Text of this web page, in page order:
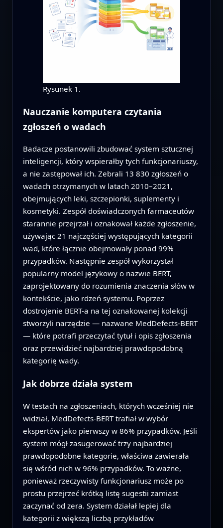
Rysunek 1.
Nauczanie komputera czytania
zgłoszeń o wadach
Badacze postanowili zbudować system sztucznej
inteligencji, który wspierałby tych funkcjonariuszy,
a nie zastępował ich. Zebrali 13 830 zgłoszeń o
wadach otrzymanych w latach 2010–2021,
obejmujących leki, szczepionki, suplementy i
kosmetyki. Zespół doświadczonych farmaceutów
starannie przejrzał i oznakował każde zgłoszenie,
używając 21 najczęściej występujących kategorii
wad, które łącznie obejmowały ponad 99%
przypadków. Następnie zespół wykorzystał
popularny model językowy o nazwie BERT,
zaprojektowany do rozumienia znaczenia słów w
kontekście, jako rdzeń systemu. Poprzez
dostrojenie BERT-a na tej oznakowanej kolekcji
stworzyli narzędzie — nazwane MedDefects‑BERT
— które potrafi przeczytać tytuł i opis zgłoszenia
oraz przewidzieć najbardziej prawdopodobną
kategorię wady.
Jak dobrze działa system
W testach na zgłoszeniach, których wcześniej nie
widział, MedDefects‑BERT trafiał w wybór
ekspertów jako pierwszy w 86% przypadków. Jeśli
system mógł zasugerować trzy najbardziej
prawdopodobne kategorie, właściwa zawierała
się wśród nich w 96% przypadków. To ważne,
ponieważ rzeczywisty funkcjonariusz może po
prostu przejrzeć krótką listę sugestii zamiast
zaczynać od zera. System działał lepiej dla
kategorii z większą liczbą przykładów